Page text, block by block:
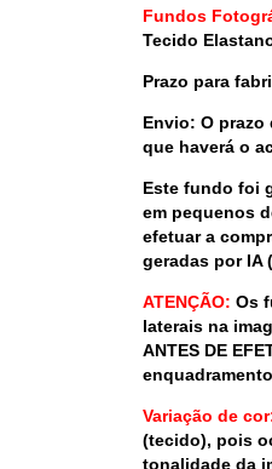
Fundos
Tecido
Prazo para
Envio: O
que haverá o
Este fundo foi
em pequenos
efetuar a
geradas por IA
ATENÇÃO: Os
laterais na
ANTES DE
Variação de
(tecido), pois
tonalidade da